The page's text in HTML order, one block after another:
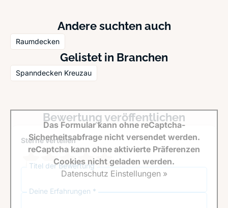
Andere suchten auch
Raumdecken
Gelistet in Branchen
Spanndecken Kreuzau
Bewertung veröffentlichen
Sterne verteilen *
Titel der Bewertung
Deine Erfahrungen *
Das Formular kann ohne reCaptcha-
Sicherheitsabfrage nicht versendet werden.
reCaptcha kann ohne aktivierte Präferenzen
Cookies nicht geladen werden.
Datenschutz Einstellungen »